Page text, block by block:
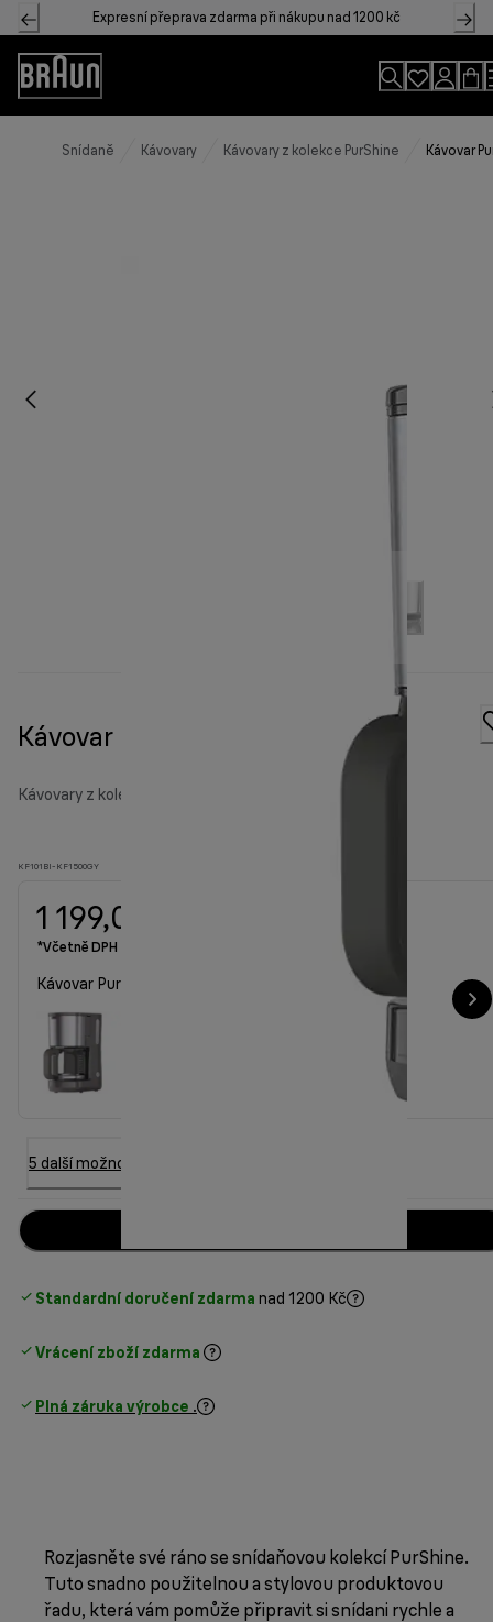
Skip
to
Content
Expresní přeprava zdarma při nákupu nad 1200 kč
Accessibility
Statement
Snídaně Kávovary Kávovary z kolekce PurShine Kávovar
Kávovar PurShine KF1500, šedý
Kávovary z kolekce PurShine
KF101BI-KF1500GY
1 199,00 Kč
*Včetně DPH
Kávovar PurShine KF1500, šedý
5 další možnost
Standardní doručení zdarma nad 1200 Kč
Vrácení zboží zdarma
Plná záruka výrobce .
Rozjasněte své ráno se snídaňovou kolekcí PurShine.
Tuto snadno použitelnou a stylovou produktovou
řadu, která vám pomůže připravit si snídani rychle a